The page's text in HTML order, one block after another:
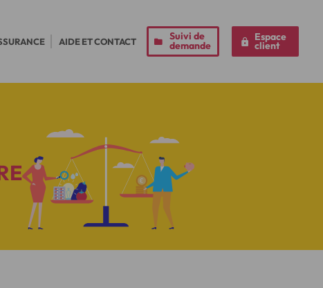
AIDE ET CONTACT Suivi de
demande
Espace
client